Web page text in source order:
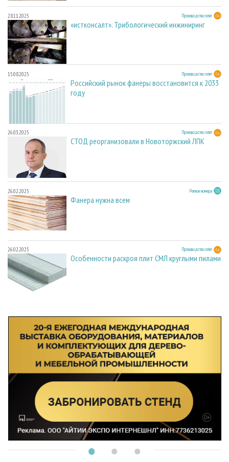
28.11.2025 Производство плит
«истконсалт». Трибологический инжиниринг
15.08.2025 Производство плит
Российский рынок фанеры восстановится к 2033
году
26.03.2025 Производство плит
СТОД реорганизовали в Новоторжский ЛПК
26.02.2025 Регион номера
Фанера нужна всем
26.02.2025 Производство плит
Особенности раскроя плит СМЛ круглыми пилами